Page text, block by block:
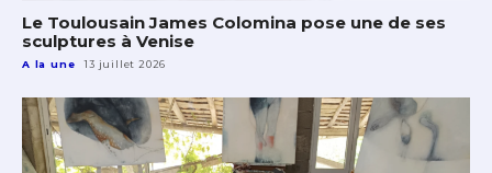
Le Toulousain James Colomina pose une de ses
sculptures à Venise
A la une 13 juillet 2026